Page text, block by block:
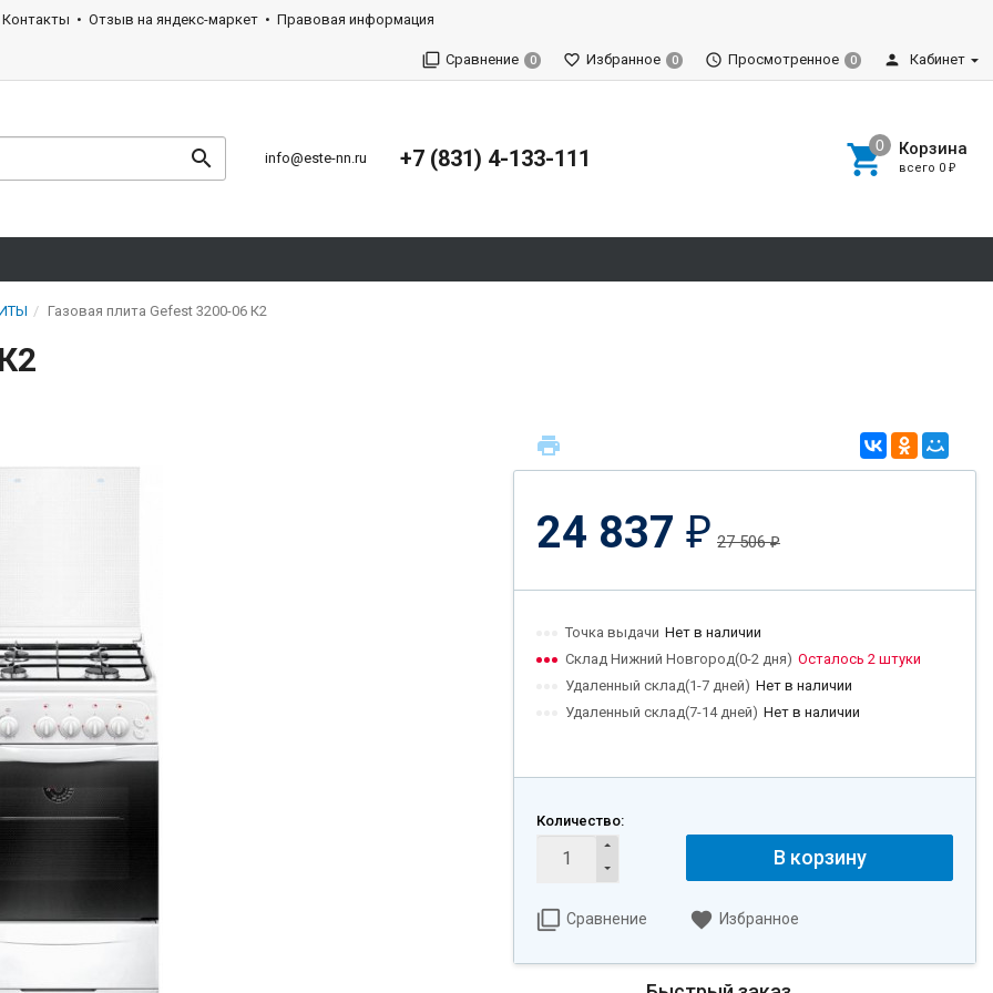
Контакты Отзыв на яндекс-маркет Правовая информация
Сравнение 0 Избранное 0 Просмотренное 0 Кабинет
info@este-nn.ru +7 (831) 4-133-111 Корзина
всего 0 ₽
Газовая плита Gefest 3200-06 К2
24 837 ₽ 27 506₽
Точка выдачи Нет в наличии
Склад Нижний Новгород(0-2 дня) Осталось 2 штуки
Удаленный склад(1-7 дней) Нет в наличии
Удаленный склад(7-14 дней) Нет в наличии
Количество:
В корзину
Сравнение Избранное